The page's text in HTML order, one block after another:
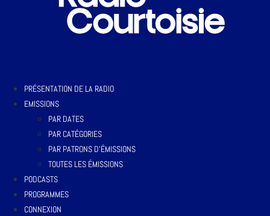
PRÉSENTATION DE LA RADIO
EMISSIONS
PAR DATES
PAR CATÉGORIES
PAR PATRONS D’ÉMISSIONS
TOUTES LES ÉMISSIONS
PODCASTS
PROGRAMMES
CONNEXION